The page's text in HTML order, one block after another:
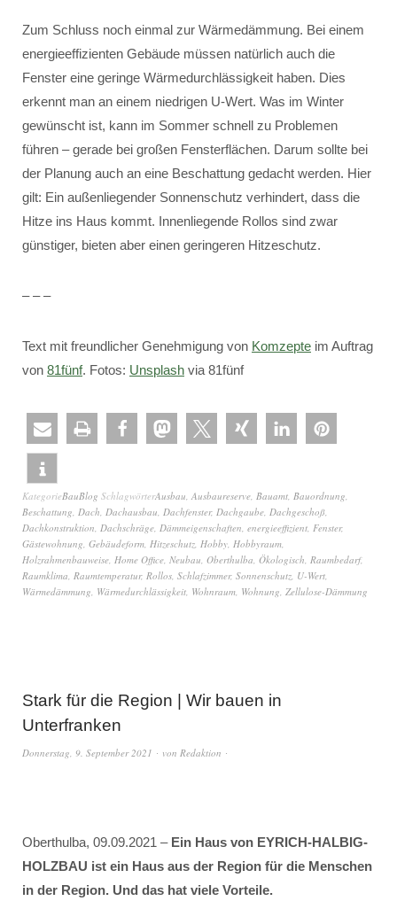
Zum Schluss noch einmal zur Wärmedämmung. Bei einem
energieeffizienten Gebäude müssen natürlich auch die
Fenster eine geringe Wärmedurchlässigkeit haben. Dies
erkennt man an einem niedrigen U-Wert. Was im Winter
gewünscht ist, kann im Sommer schnell zu Problemen
führen – gerade bei großen Fensterflächen. Darum sollte bei
der Planung auch an eine Beschattung gedacht werden. Hier
gilt: Ein außenliegender Sonnenschutz verhindert, dass die
Hitze ins Haus kommt. Innenliegende Rollos sind zwar
günstiger, bieten aber einen geringeren Hitzeschutz.
– – –
Text mit freundlicher Genehmigung von Komzepte im Auftrag
von 81fünf. Fotos: Unsplash via 81fünf
KategorieBauBlog SchlagwörterAusbau, Ausbaureserve, Bauamt, Bauordnung,
Beschattung, Dach, Dachausbau, Dachfenster, Dachgaube, Dachgeschoß,
Dachkonstruktion, Dachschräge, Dämmeigenschaften, energieeffizient, Fenster,
Gästewohnung, Gebäudeform, Hitzeschutz, Hobby, Hobbyraum,
Holzrahmenbauweise, Home Office, Neubau, Oberthulba, Ökologisch, Raumbedarf,
Raumklima, Raumtemperatur, Rollos, Schlafzimmer, Sonnenschutz, U-Wert,
Wärmedämmung, Wärmedurchlässigkeit, Wohnraum, Wohnung, Zellulose-Dämmung
Stark für die Region | Wir bauen in
Unterfranken
Donnerstag, 9. September 2021 von Redaktion
Oberthulba, 09.09.2021 – Ein Haus von EYRICH-HALBIG-
HOLZBAU ist ein Haus aus der Region für die Menschen
in der Region. Und das hat viele Vorteile.